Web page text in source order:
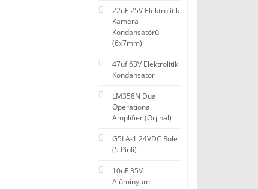
22uF 25V Elektrolitik
Kamera
Kondansatörü
(6x7mm)
47uf 63V Elektrolitik
Kondansatör
LM358N Dual
Operational
Amplifier (Orjinal)
G5LA-1 24VDC Röle
(5 Pinli)
10uF 35V
Alüminyum